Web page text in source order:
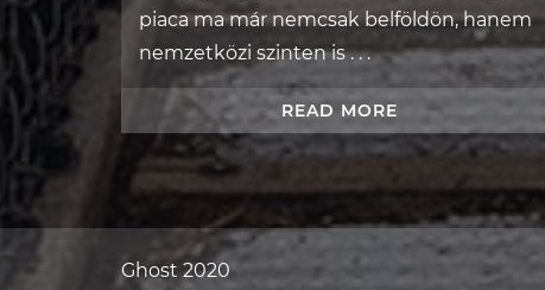
piaca ma már nemcsak belföldön, hanem
nemzetközi szinten is . . .
READ MORE
Ghost 2020